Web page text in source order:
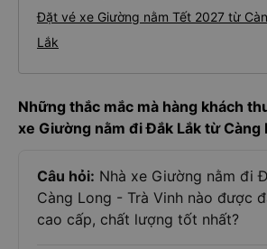
Đặt vé xe Giường nằm Tết 2027 từ
Lắk
Những thắc mắc mà hàng khách
xe Giường nằm đi Đắk Lắk từ Càng
Câu hỏi: Nhà xe Giường nằm đi
Càng Long - Trà Vinh nào được
cao cấp, chất lượng tốt nhất?